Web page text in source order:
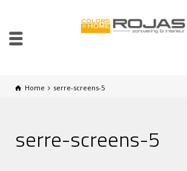
Home serre-screens-5
serre-screens-5